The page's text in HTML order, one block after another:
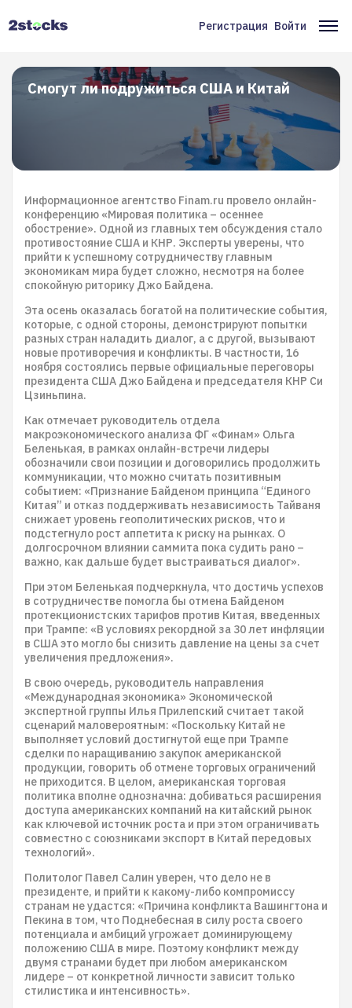
Меню
учётной
записи
пользователя
Регистрация Войти
Смогут ли подружиться США и Китай
Информационное агентство Finam.ru провело онлайн-
конференцию «Мировая политика – осеннее
обострение». Одной из главных тем обсуждения стало
противостояние США и КНР. Эксперты уверены, что
прийти к успешному сотрудничеству главным
экономикам мира будет сложно, несмотря на более
спокойную риторику Джо Байдена.
Эта осень оказалась богатой на политические события,
которые, с одной стороны, демонстрируют попытки
разных стран наладить диалог, а с другой, вызывают
новые противоречия и конфликты. В частности, 16
ноября состоялись первые официальные переговоры
президента США Джо Байдена и председателя КНР Си
Цзиньпина.
Как отмечает руководитель отдела
макроэкономического анализа ФГ «Финам» Ольга
Беленькая, в рамках онлайн-встречи лидеры
обозначили свои позиции и договорились продолжить
коммуникации, что можно считать позитивным
событием: «Признание Байденом принципа “Единого
Китая” и отказ поддерживать независимость Тайваня
снижает уровень геополитических рисков, что и
подстегнуло рост аппетита к риску на рынках. О
долгосрочном влиянии саммита пока судить рано –
важно, как дальше будет выстраиваться диалог».
При этом Беленькая подчеркнула, что достичь успехов
в сотрудничестве помогла бы отмена Байденом
протекционистских тарифов против Китая, введенных
при Трампе: «В условиях рекордной за 30 лет инфляции
в США это могло бы снизить давление на цены за счет
увеличения предложения».
В свою очередь, руководитель направления
«Международная экономика» Экономической
экспертной группы Илья Прилепский считает такой
сценарий маловероятным: «Поскольку Китай не
выполняет условий достигнутой еще при Трампе
сделки по наращиванию закупок американской
продукции, говорить об отмене торговых ограничений
не приходится. В целом, американская торговая
политика вполне однозначна: добиваться расширения
доступа американских компаний на китайский рынок
как ключевой источник роста и при этом ограничивать
совместно с союзниками экспорт в Китай передовых
технологий».
Политолог Павел Салин уверен, что дело не в
президенте, и прийти к какому-либо компромиссу
странам не удастся: «Причина конфликта Вашингтона и
Пекина в том, что Поднебесная в силу роста своего
потенциала и амбиций угрожает доминирующему
положению США в мире. Поэтому конфликт между
двумя странами будет при любом американском
лидере – от конкретной личности зависит только
стилистика и интенсивность».